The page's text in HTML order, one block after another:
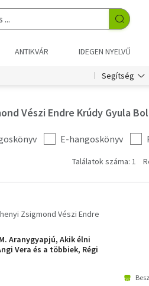
ANTIKVÁR IDEGEN NYELVŰ
Segítség
Vészi Endre Krúdy Gyula
E-hangoskönyv
Találatok száma: 1
Zsigmond Vészi Endre
Aranygyapjú, Akik élni
Vera és a többiek, Régi